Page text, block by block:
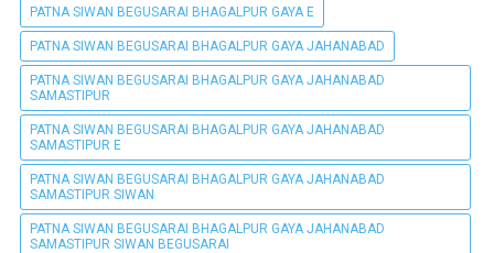
PATNA SIWAN BEGUSARAI BHAGALPUR GAYA E
PATNA SIWAN BEGUSARAI BHAGALPUR GAYA JAHANABAD
PATNA SIWAN BEGUSARAI BHAGALPUR GAYA JAHANABAD
SAMASTIPUR
PATNA SIWAN BEGUSARAI BHAGALPUR GAYA JAHANABAD
SAMASTIPUR E
PATNA SIWAN BEGUSARAI BHAGALPUR GAYA JAHANABAD
SAMASTIPUR SIWAN
PATNA SIWAN BEGUSARAI BHAGALPUR GAYA JAHANABAD
SAMASTIPUR SIWAN BEGUSARAI